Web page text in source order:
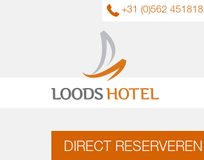
+31 (0)562 451818
DIRECT RESERVEREN